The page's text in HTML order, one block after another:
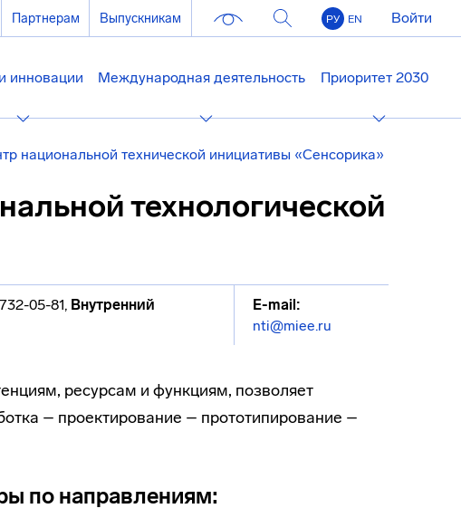
Партнерам Выпускникам РУ EN Войти
инновации Международная деятельность Приоритет 2030
национальной технической инициативы «Сенсорика»
технологической
05-81, Внутренний
E-mail:
nti@miee.ru
ресурсам и функциям, позволяет
– проектирование – прототипирование –
по направлениям: